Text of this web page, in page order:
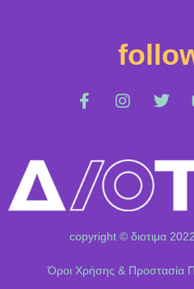
copyright © διοτιμα
Όροι Χρήσης & Προστασία